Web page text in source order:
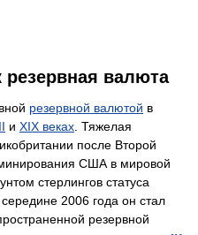
резервная валюта
резервной валютой в
и XIX веках . Тяжелая
после Второй
США в мировой
стерлингов статуса
2006 года он стал
резервной